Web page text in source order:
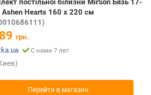
постільної білизни MirSon Бязь 17-
Hearts 160 x 220 см
грн.
С нами 7 лет
Перейти в магазин